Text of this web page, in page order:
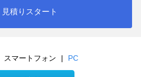
見積りスタート
スマートフォン | PC